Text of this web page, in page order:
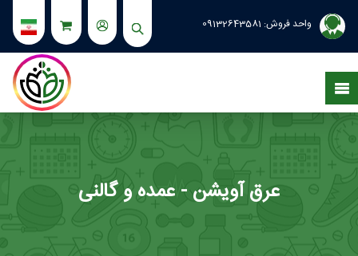
واحد فروش: 09132643581
عرق آویشن - عمده و گالنی